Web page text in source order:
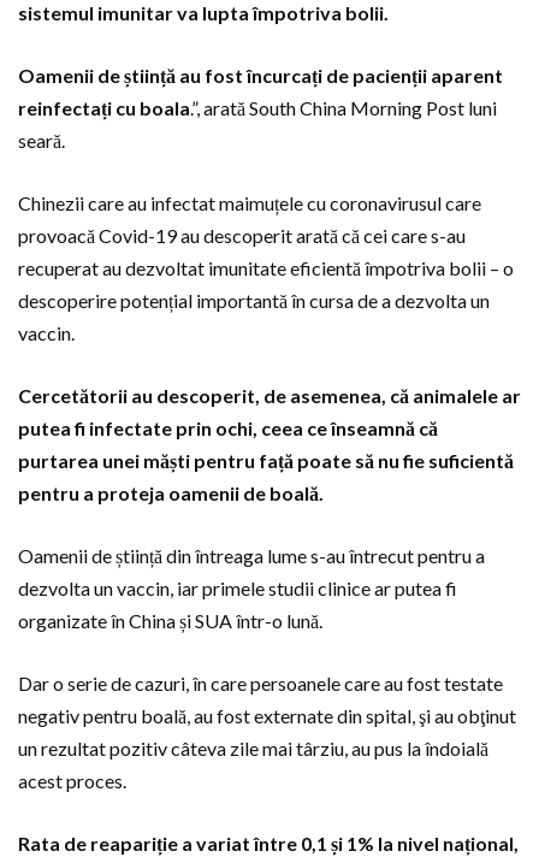
sistemul imunitar va lupta împotriva bolii.
Oamenii de știință au fost încurcați de pacienții aparent
reinfectați cu boala.”, arată South China Morning Post luni
seară.
Chinezii care au infectat maimuțele cu coronavirusul care
provoacă Covid-19 au descoperit arată că cei care s-au
recuperat au dezvoltat imunitate eficientă împotriva bolii – o
descoperire potențial importantă în cursa de a dezvolta un
vaccin.
Cercetătorii au descoperit, de asemenea, că animalele ar
putea fi infectate prin ochi, ceea ce înseamnă că
purtarea unei măști pentru față poate să nu fie suficientă
pentru a proteja oamenii de boală.
Oamenii de știință din întreaga lume s-au întrecut pentru a
dezvolta un vaccin, iar primele studii clinice ar putea fi
organizate în China și SUA într-o lună.
Dar o serie de cazuri, în care persoanele care au fost testate
negativ pentru boală, au fost externate din spital, şi au obţinut
un rezultat pozitiv câteva zile mai târziu, au pus la îndoială
acest proces.
Rata de reapariție a variat între 0,1 și 1% la nivel național,